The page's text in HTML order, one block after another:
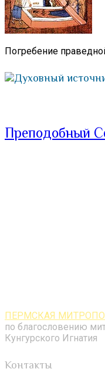
Погребение
Духовный
Преподобный
ПЕРМСКАЯ
по благословению
Кунгурского Игнатия
Контакты